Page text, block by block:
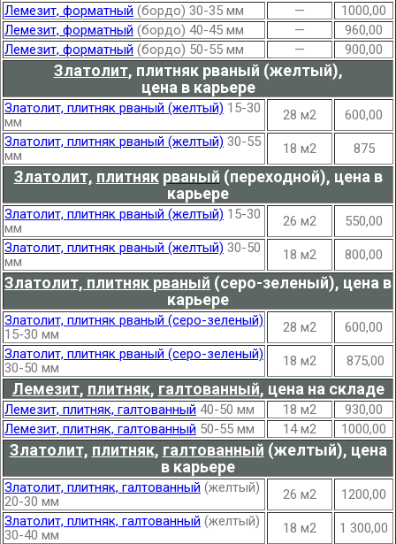
Лемезит, форматный (бордо) 30-35 мм —
1000,00
Лемезит, форматный (бордо) 40-45 мм —
960,00
Лемезит, форматный (бордо) 50-55 мм — 900,00
Златолит, плитняк рваный (желтый),
цена в карьере
Златолит, плитняк рваный (желтый) 15-30
мм
28 м2
600,00
Златолит, плитняк рваный (желтый) 30-55
мм
18 м2 875
Златолит, плитняк рваный (переходной), цена в
карьере
Златолит, плитняк рваный (желтый) 15-30
мм
26 м2
550,00
Златолит, плитняк рваный (желтый) 30-50
мм
18 м2 800,00
Златолит, плитняк рваный (серо-зеленый), цена в
карьере
Златолит, плитняк рваный (серо-зеленый)
15-30 мм
28 м2
600,00
Златолит, плитняк рваный (серо-зеленый)
30-50 мм
18 м2 875,00
Лемезит, плитняк, галтованный, цена на складе
Лемезит, плитняк, галтованный 40-50 мм 18 м2
930,00
Лемезит, плитняк, галтованный 50-55 мм 14 м2 1000,00
Златолит, плитняк, галтованный (желтый), цена
в карьере
Златолит, плитняк, галтованный (желтый)
20-30 мм
26 м2
1200,00
Златолит, плитняк, галтованный (желтый)
30-40 мм
18 м2 1 300,00